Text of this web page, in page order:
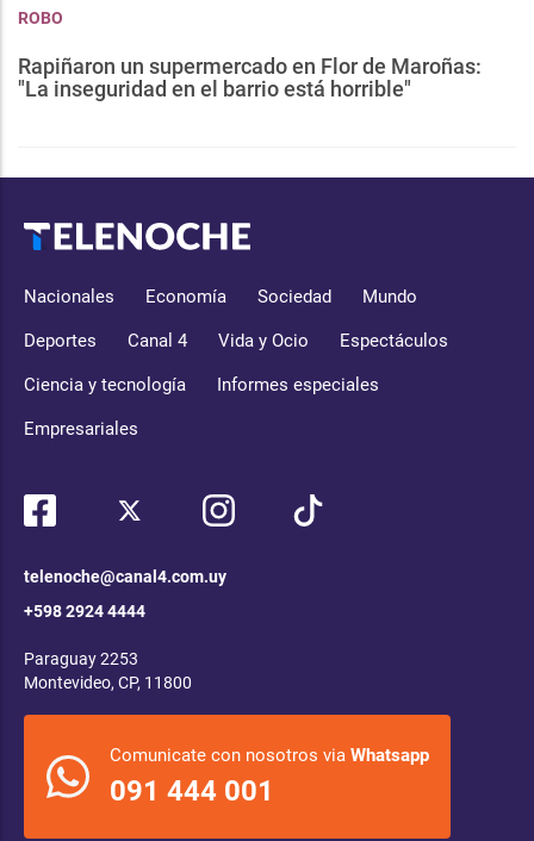
ROBO
Rapiñaron un supermercado en Flor de Maroñas:
"La inseguridad en el barrio está horrible"
Nacionales Economía Sociedad Mundo
Deportes Canal 4 Vida y Ocio Espectáculos
Ciencia y tecnología Informes especiales
Empresariales
telenoche@canal4.com.uy
+598 2924 4444
Paraguay 2253
Montevideo, CP, 11800
Comunicate con nosotros via Whatsapp
091 444 001